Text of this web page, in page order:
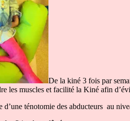
De la kiné 3 fois par
les muscles et facilité la Kiné afin
d’une ténotomie des abducteurs au